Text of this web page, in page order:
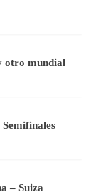
otro mundial
– Suiza